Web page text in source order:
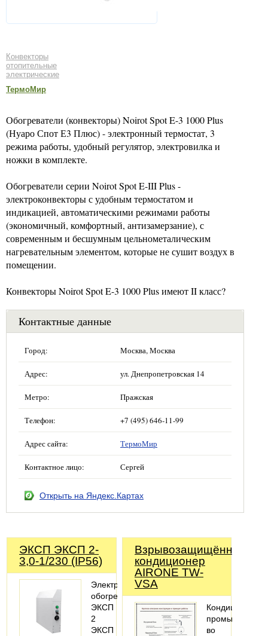
Конвекторы
отопительные
электрические
ТермоМир
Обогреватели (конвекторы) Noirot Spot E-3 1000 Plus
(Нуаро Спот Е3 Плюс) - электронный термостат, 3
режима работы, удобный регулятор, электровилка и
ножки в комплекте.
Обогреватели серии Noirot Spot E-III Plus -
электроконвекторы с удобным термостатом и
индикацией, автоматическими режимами работы
(экономичный, комфортный, антизамерзание), с
современным и бесшумным цельнометалическим
нагревательным элементом, которые не сушит воздух в
помещении.
Конвекторы Noirot Spot E-3 1000 Plus имеют II класс?
Контактные данные
Город: Москва, Москва
Адрес: ул. Днепропетровская 14
Метро: Пражская
Телефон: +7 (495) 646-11-99
Адрес сайта: ТермоМир
Контактное лицо: Сергей
Открыть на Яндекс.Картах
ЭКСП ЭКСП 2-
3,0-1/230 (IP56)
Электрический
обогреватель
ЭКСП
2
ЭКСП
Взрывозащищённый
кондиционер
AIRONE TW-
VSA
Кондиционер
во